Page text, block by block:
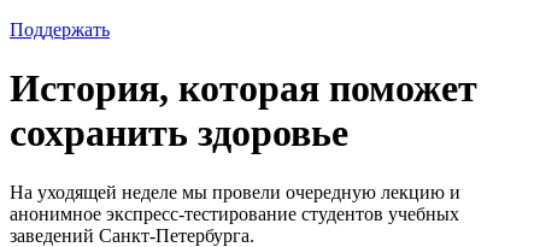
Поддержать
История, которая поможет
сохранить здоровье
На уходящей неделе мы провели очередную лекцию и
анонимное экспресс-тестирование студентов учебных
заведений Санкт-Петербурга.